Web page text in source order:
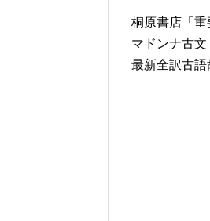
桐原書店「重
マドンナ古文
最新全訳古